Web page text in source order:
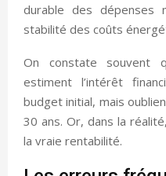
durable des dépenses
stabilité des coûts
On constate souvent
estiment l’intérêt
budget initial, mais
30 ans. Or, dans la
la vraie rentabilité.